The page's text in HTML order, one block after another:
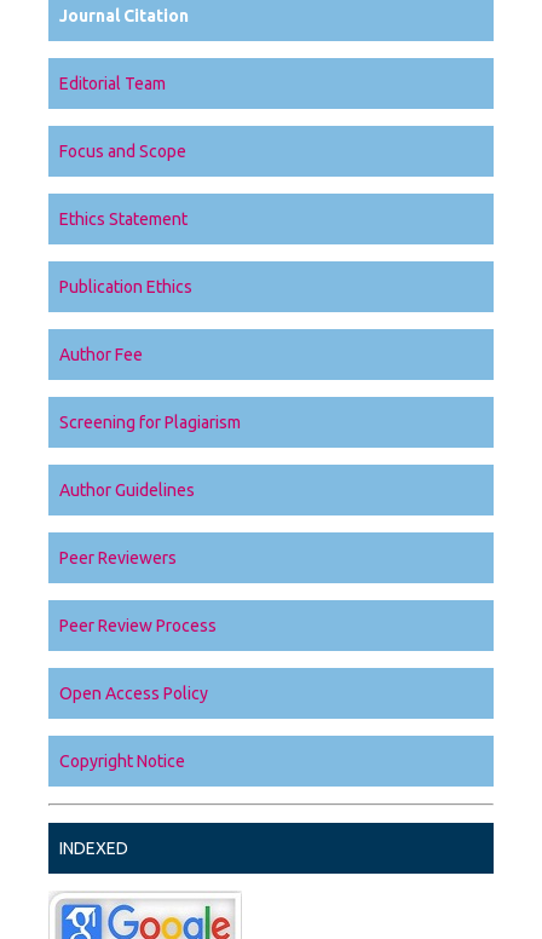
Journal Citation
Editorial Team
Focus and Scope
Ethics Statement
Publication Ethics
Author Fee
Screening for Plagiarism
Author Guidelines
Peer Reviewers
Peer Review Process
Open Access Policy
Copyright Notice
INDEXED